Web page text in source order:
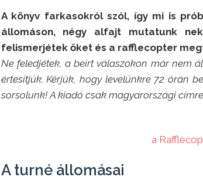
A könyv farkasokról szól, így mi is
állomáson, négy alfajt mutatunk
felismerjétek őket és a rafflecopter
Ne feledjétek, a beírt válaszokon már nem
értesítjük. Kérjük, hogy levelünkre 72 órán
sorsolunk! A kiadó csak magyarországi
a
A turné állomásai